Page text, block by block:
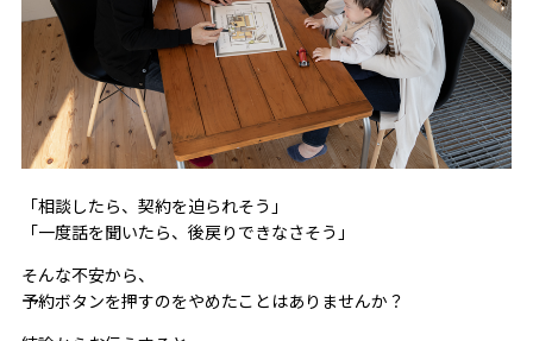
「相談したら、契約を迫られそう」
「一度話を聞いたら、後戻りできなさそう」
そんな不安から、
予約ボタンを押すのをやめたことはありませんか？